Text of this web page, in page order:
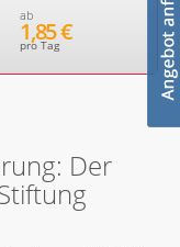
ab
1,85 €
pro Tag
Der